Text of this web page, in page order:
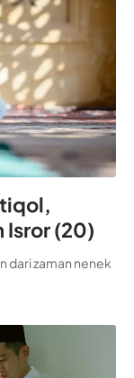
Isror (20)
dari zaman nenek